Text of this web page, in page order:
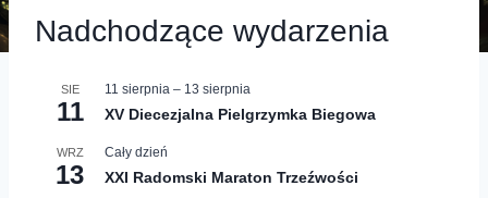
Nadchodzące wydarzenia
SIE
11
11 sierpnia – 13 sierpnia
XV Diecezjalna Pielgrzymka Biegowa
WRZ
13
Cały dzień
XXI Radomski Maraton Trzeźwości